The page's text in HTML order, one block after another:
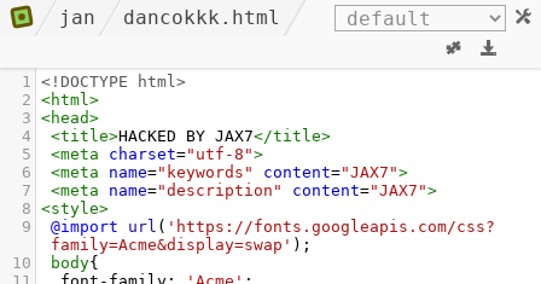
jan dancokkk.html
1 <!DOCTYPE html>
2 <html>
3 <head>
4
<title>HACKED BY JAX7</title>
5
<meta charset="utf-8">
6
<meta name="keywords" content="JAX7">
7
<meta name="description" content="JAX7">
8 <style>
9
@import url ( 'https://fonts.googleapis.com/css?
family=Acme&display=swap' );
10
body{